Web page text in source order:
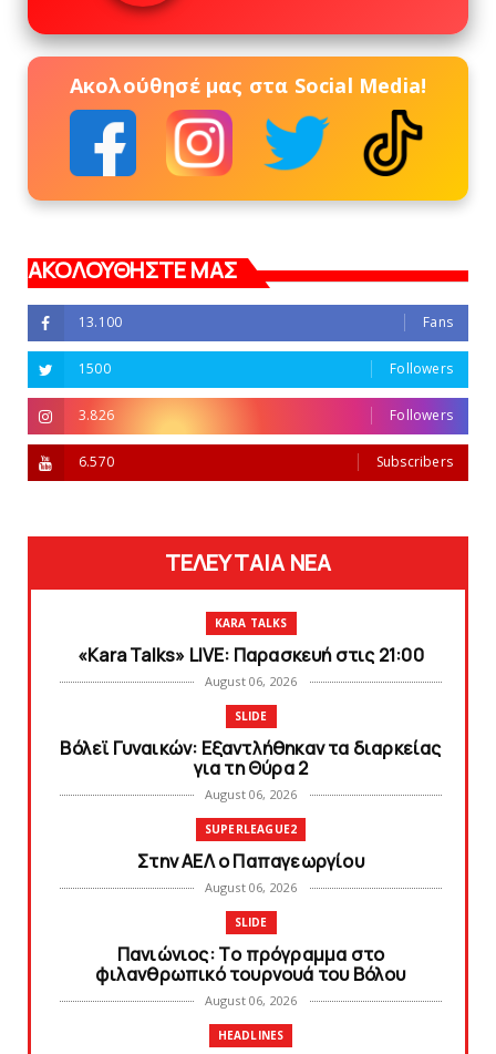
Ακολούθησέ μας στα Social Media!
ΑΚΟΛΟΥΘΗΣΤΕ ΜΑΣ
13.100 Fans
1500 Followers
3.826 Followers
6.570 Subscribers
ΤΕΛΕΥΤΑΙΑ ΝΕΑ
KARA TALKS
«Kara Talks» LIVE: Παρασκευή στις 21:00
August 06, 2026
SLIDE
Bόλεϊ Γυναικών: Εξαντλήθηκαν τα διαρκείας
για τη Θύρα 2
August 06, 2026
SUPERLEAGUE2
Στην AEΛ ο Παπαγεωργίου
August 06, 2026
SLIDE
Πανιώνιoς: Tο πρόγραμμα στο
φιλανθρωπικό τουρνουά του Bόλου
August 06, 2026
HEADLINES